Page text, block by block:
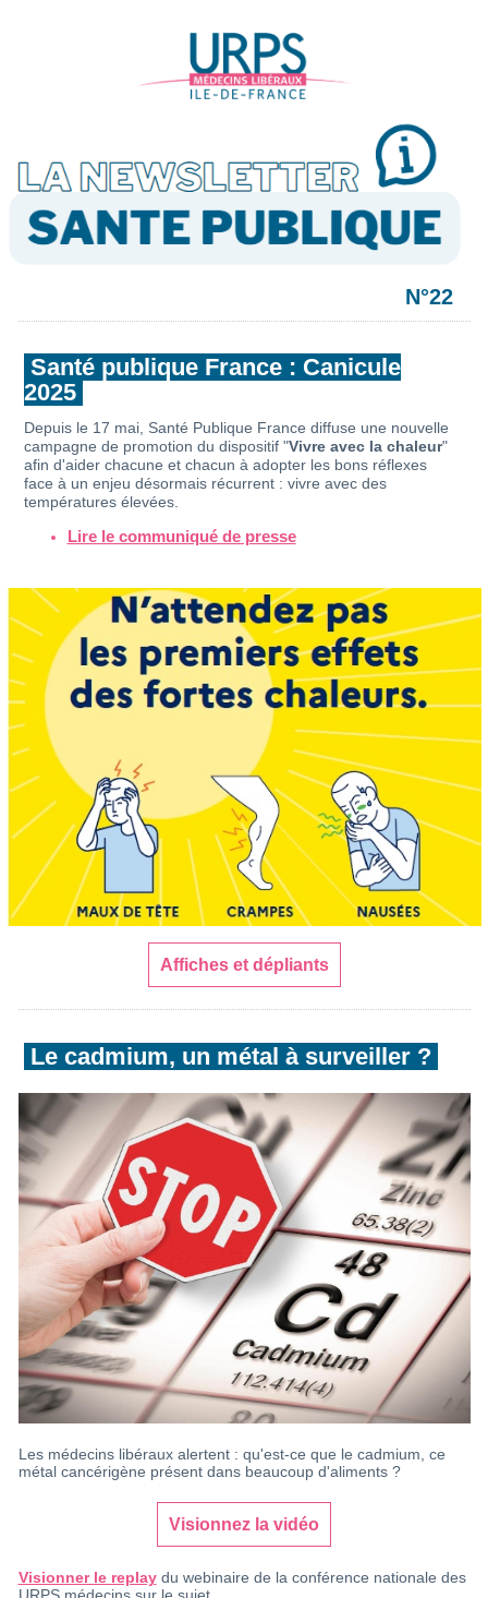
N°22
Santé publique France : Canicule
2025
Depuis le 17 mai, Santé Publique France diffuse une nouvelle
campagne de promotion du dispositif "Vivre avec la chaleur"
afin d'aider chacune et chacun à adopter les bons réflexes
face à un enjeu désormais récurrent : vivre avec des
températures élevées.
Lire le communiqué de presse
Affiches et dépliants
Le cadmium, un métal à surveiller ?
Les médecins libéraux alertent : qu'est-ce que le cadmium, ce
métal cancérigène présent dans beaucoup d'aliments ?
Visionnez la vidéo
Visionner le replaydu webinaire de la conférence nationale des